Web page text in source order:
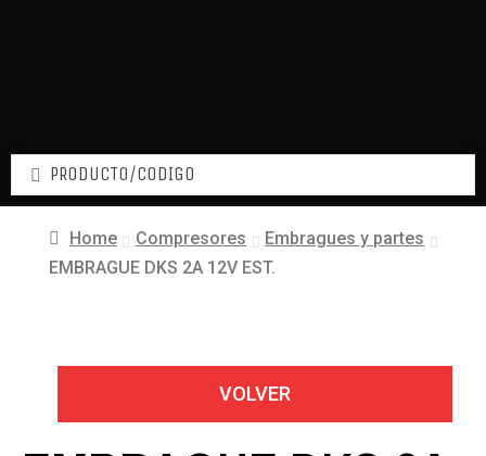
Home Compresores
Embragues y partes
EMBRAGUE DKS 2A 12V EST.
VOLVER